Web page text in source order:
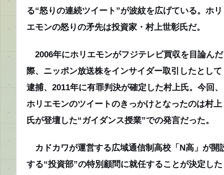
る“怒りの連続ツイート”が波紋を広げている。ホリ
エモンの怒りの矛先は投資家・村上世彰氏だ。
2006年にホリエモンがフジテレビ買収を目論んだ
際、ニッポン放送株をインサイダー取引したとして
逮捕、2011年に有罪判決が確定した村上氏。今回、
ホリエモンのツイートのきっかけとなったのは村上
氏が登壇した“ガイダンス授業”での発言だった。
カドカワが運営する広域通信制高校「N高」が開
する“投資部”の特別顧問に就任することが決定した